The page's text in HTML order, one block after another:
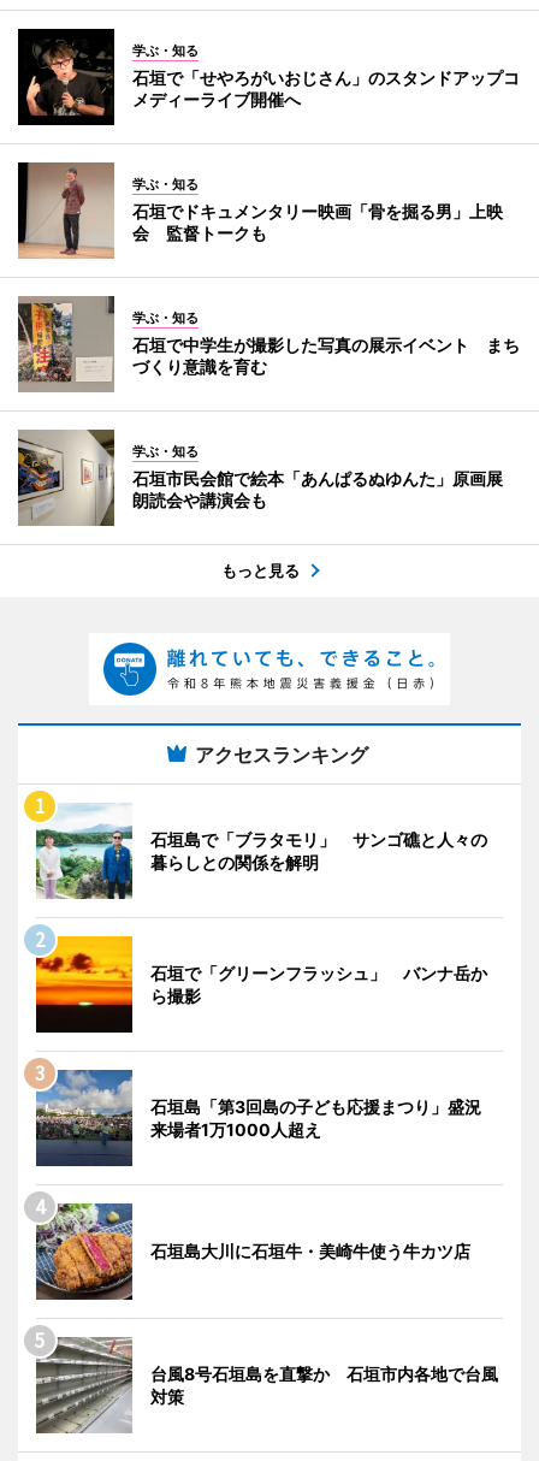
学ぶ・知る
石垣で「せやろがいおじさん」のスタンドアップコ
メディーライブ開催へ
学ぶ・知る
石垣でドキュメンタリー映画「骨を掘る男」上映
会 監督トークも
学ぶ・知る
石垣で中学生が撮影した写真の展示イベント まち
づくり意識を育む
学ぶ・知る
石垣市民会館で絵本「あんぱるぬゆんた」原画展
朗読会や講演会も
もっと見る
アクセスランキング
石垣島で「ブラタモリ」 サンゴ礁と人々の
暮らしとの関係を解明
石垣で「グリーンフラッシュ」 バンナ岳か
ら撮影
石垣島「第3回島の子ども応援まつり」盛況
来場者1万1000人超え
石垣島大川に石垣牛・美崎牛使う牛カツ店
台風8号石垣島を直撃か 石垣市内各地で台風
対策